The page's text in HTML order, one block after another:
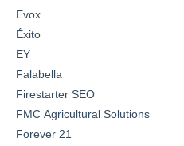
Evox
Éxito
EY
Falabella
Firestarter SEO
FMC Agricultural Solutions
Forever 21